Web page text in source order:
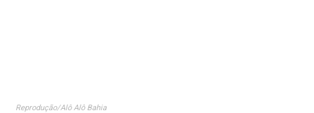
Reprodução/Alô Alô Bahia